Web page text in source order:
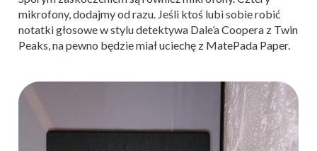
mikrofony, dodajmy od razu. Jeśli ktoś lubi sobie robić
notatki głosowe w stylu detektywa Dale’a Coopera z Twin
Peaks, na pewno będzie miał uciechę z MatePada Paper.